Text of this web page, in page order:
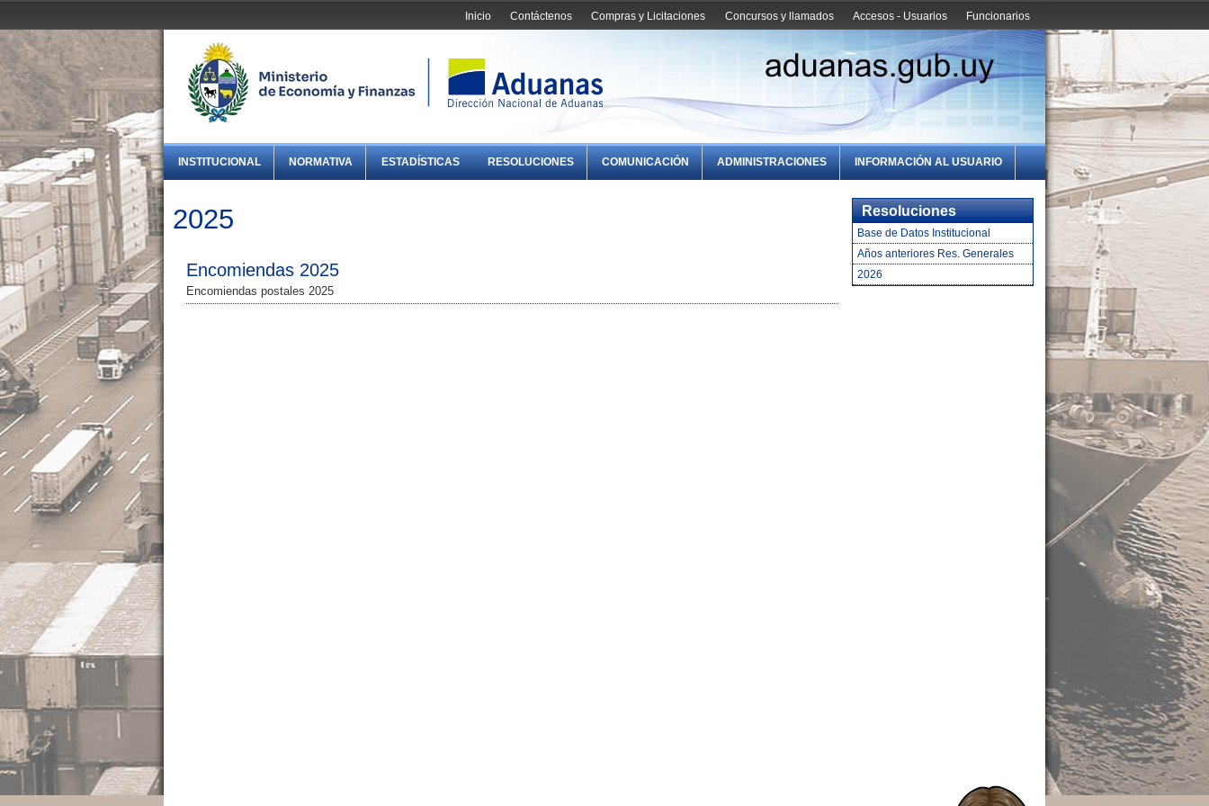
Funcionarios
Accesos - Usuarios
Concursos y llamados
Compras y Licitaciones
Contáctenos
Inicio
INSTITUCIONAL NORMATIVA ESTADÍSTICAS RESOLUCIONES COMUNICACIÓN ADMINISTRACIONES INFORMACIÓN AL USUARIO
2025
Encomiendas 2025
Encomiendas postales 2025
Resoluciones
Base de Datos Institucional
Años anteriores Res. Generales
2026